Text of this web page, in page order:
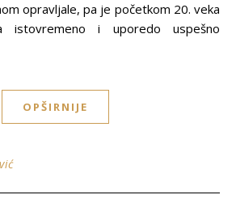
opravljale, pa je početkom 20. veka
istovremeno i uporedo uspešno
OPŠIRNIJE